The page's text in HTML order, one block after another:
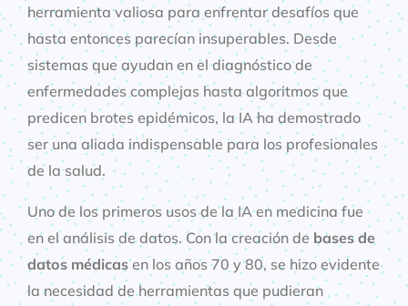
herramienta valiosa para enfrentar desafíos que
hasta entonces parecían insuperables. Desde
sistemas que ayudan en el diagnóstico de
enfermedades complejas hasta algoritmos que
predicen brotes epidémicos, la IA ha demostrado
ser una aliada indispensable para los profesionales
de la salud.
Uno de los primeros usos de la IA en medicina fue
en el análisis de datos. Con la creación de bases de
datos médicasen los años 70 y 80, se hizo evidente
la necesidad de herramientas que pudieran